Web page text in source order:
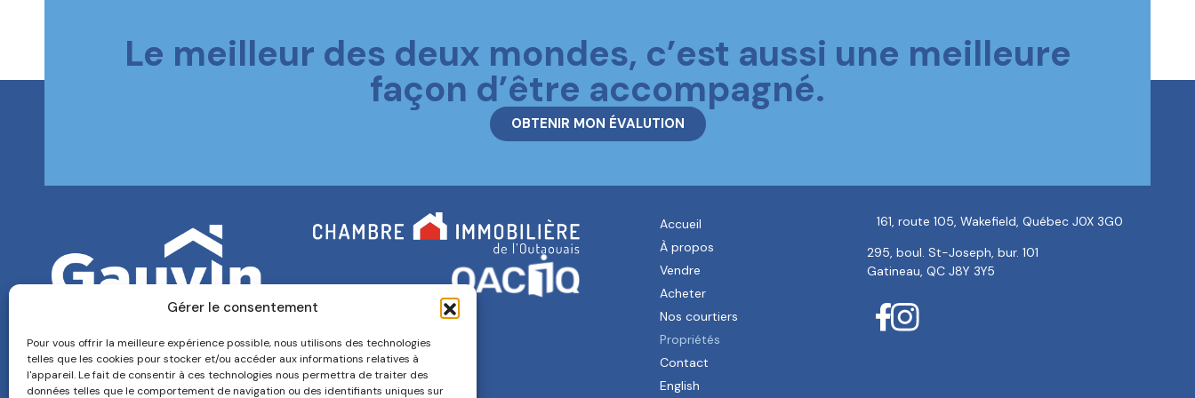
Gérer le consentement
Pour vous offrir la meilleure expérience possible, nous utilisons des technologies
telles que les cookies pour stocker et/ou accéder aux informations relatives à
l'appareil. Le fait de consentir à ces technologies nous permettra de traiter des
données telles que le comportement de navigation ou des identifiants uniques sur
Le meilleur des deux mondes, c’est aussi une meilleure
façon d’être accompagné.
OBTENIR MON ÉVALUTION
Accueil
À propos
Vendre
Acheter
Nos courtiers
Propriétés
Contact
English
161, route 105, Wakefield, Québec J0X 3G0
295, boul. St-Joseph, bur. 101
Gatineau, QC J8Y 3Y5